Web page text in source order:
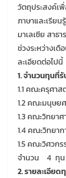
วัตถุประสงค์เ
ภาษาและเรีย
มาเลเซีย สา
ช่วงระหว่างเ
ละเอียดต่อไปนี้
1. จำนวนทุนที่
1.1 คณะครุศา
1.2 คณะมนุษย
1.3 คณะวิทยา
1.4 คณะวิทยา
1.5 คณะวิศวก
จำนวน 4 ทุน
2. รายละเอียด